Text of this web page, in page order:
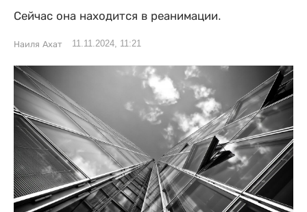
Сейчас она находится в реанимации.
Наиля Ахат 11.11.2024, 11:21